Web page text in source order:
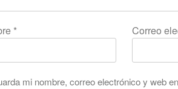
* Correo
mi nombre, correo electrónico y web